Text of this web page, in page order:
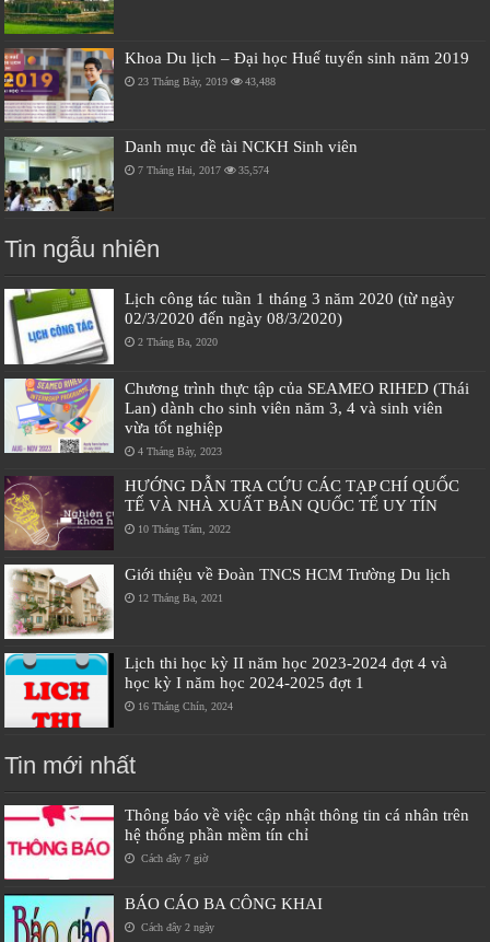
Khoa Du lịch – Đại học Huế tuyển sinh năm 2019
23 Tháng Bảy, 2019 43,488
Danh mục đề tài NCKH Sinh viên
7 Tháng Hai, 2017 35,574
Tin ngẫu nhiên
Lịch công tác tuần 1 tháng 3 năm 2020 (từ ngày
02/3/2020 đến ngày 08/3/2020)
2 Tháng Ba, 2020
Chương trình thực tập của SEAMEO RIHED (Thái
Lan) dành cho sinh viên năm 3, 4 và sinh viên
vừa tốt nghiệp
4 Tháng Bảy, 2023
HƯỚNG DẪN TRA CỨU CÁC TẠP CHÍ QUỐC
TẾ VÀ NHÀ XUẤT BẢN QUỐC TẾ UY TÍN
10 Tháng Tám, 2022
Giới thiệu về Đoàn TNCS HCM Trường Du lịch
12 Tháng Ba, 2021
Lịch thi học kỳ II năm học 2023-2024 đợt 4 và
học kỳ I năm học 2024-2025 đợt 1
16 Tháng Chín, 2024
Tin mới nhất
Thông báo về việc cập nhật thông tin cá nhân trên
hệ thống phần mềm tín chỉ
Cách đây 7 giờ
BÁO CÁO BA CÔNG KHAI
Cách đây 2 ngày